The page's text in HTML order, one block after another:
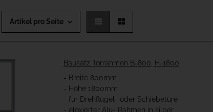
Artikel pro Seite
Bausatz Torrahmen B=800, H=1800
- Breite 800mm
- Höhe 1800mm
- für Drehflügel- oder Schiebetüre
- eloxierter Alu- Rahmen in silber